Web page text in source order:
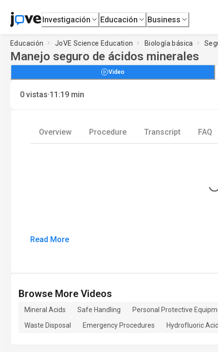
Investigación Educación Business
Educación JoVE Science Education Biología básica
Manejo seguro de ácidos minerales
Video
0 vistas·11:19 min
Overview Procedure Transcript FAQ
Read More
Browse More Videos
Mineral Acids Safe Handling
Personal Protective
Waste Disposal
Emergency Procedures Hydrofluoric